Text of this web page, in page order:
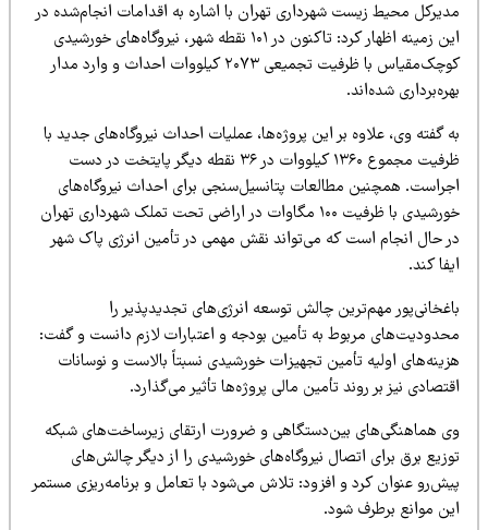
محیط زیست شهرداری تهران با اشاره به اقدامات انجام‌شده در
این زمینه اظهار کرد: تاکنون در ۱۰۱ نقطه شهر، نیروگاه‌های خورشیدی
کوچک‌مقیاس با ظرفیت تجمیعی ۲۰۷۳ کیلووات احداث و وارد مدار
شده‌اند.
گفته وی، علاوه بر این پروژه‌ها، عملیات احداث نیروگاه‌های جدید با
ظرفیت مجموع ۱۳۶۰ کیلووات در ۳۶ نقطه دیگر پایتخت در دست
همچنین مطالعات پتانسیل‌سنجی برای احداث نیروگاه‌های
خورشیدی با ظرفیت ۱۰۰ مگاوات در اراضی تحت تملک شهرداری تهران
حال انجام است که می‌تواند نقش مهمی در تأمین انرژی پاک شهر
کند.
مهم‌ترین چالش توسعه انرژی‌های تجدیدپذیر را
مربوط به تأمین بودجه و اعتبارات لازم دانست و گفت:
اولیه تأمین تجهیزات خورشیدی نسبتاً بالاست و نوسانات
نیز بر روند تأمین مالی پروژه‌ها تأثیر می‌گذارد.
هماهنگی‌های بین‌دستگاهی و ضرورت ارتقای زیرساخت‌های شبکه
برق برای اتصال نیروگاه‌های خورشیدی را از دیگر چالش‌های
عنوان کرد و افزود: تلاش می‌شود با تعامل و برنامه‌ریزی مستمر
موانع برطرف شود.